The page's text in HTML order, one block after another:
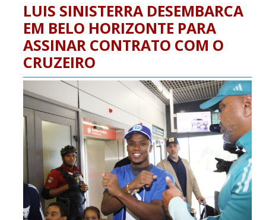
LUIS SINISTERRA DESEMBARCA
EM BELO HORIZONTE PARA
ASSINAR CONTRATO COM O
CRUZEIRO